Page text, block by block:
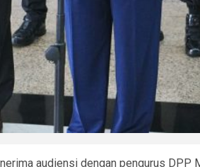
audiensi dengan pengurus